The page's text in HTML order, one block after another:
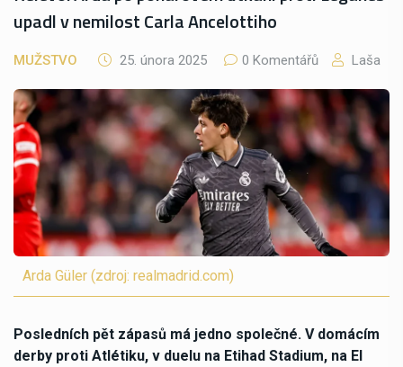
upadl v nemilost Carla Ancelottiho
MUŽSTVO 25. února 2025 0 Komentářů Laša
Arda Güler (zdroj: realmadrid.com)
Posledních pět zápasů má jedno společné. V domácím
derby proti Atlétiku, v duelu na Etihad Stadium, na El